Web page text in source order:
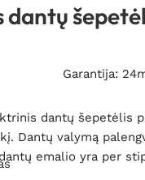
dantų
Garantija:
dantų šepetėlis
Dantų valymą
emalio yra per